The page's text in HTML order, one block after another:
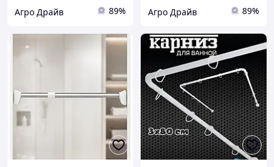
Агро Драйв 89% Агро Драйв 89%